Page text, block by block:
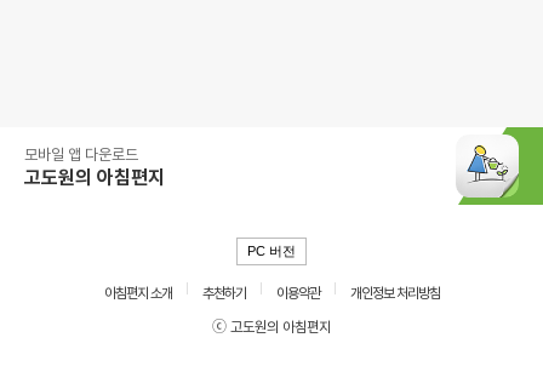
모바일 앱 다운로드
고도원의 아침편지
PC 버전
아침편지 소개 추천하기 이용약관
개인정보 처리방침
ⓒ 고도원의 아침편지